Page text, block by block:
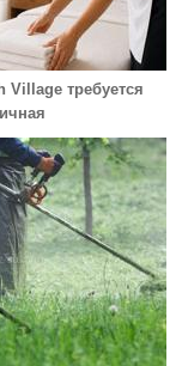
Village требуется